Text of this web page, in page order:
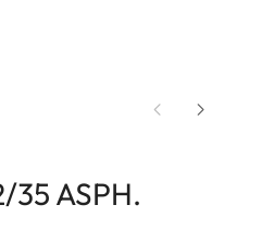
35 ASPH.